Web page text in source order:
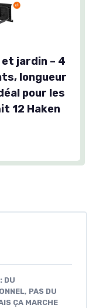
jardin – 4
longueur
pour les
12 Haken
DU
PAS DU
ÇA MARCHE